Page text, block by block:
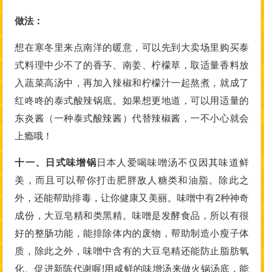
做法：
想在寒冬里来点南洋的暖意，可以先到大卖场里购买泰
式料理中少不了的香芧、南姜、柠檬草，取适量香料放
入蔬菜高汤中，再加入辣椒和柠檬汁一起熬煮，就成了
红咚咚的泰式酸辣锅底。如果想更地道，可以用适量的
东炎酱（一种泰式酸辣酱）代替辣椒酱，一不小心就会
上瘾哦！
十一、日式味增锅 日本人爱喝味噌汤不仅因其味道鲜
美，而且可以帮你打击肥胖敌人糖类和油脂。除此之
外，还能帮助排毒，让你健康又美丽。味噌中有2种神奇
成份，大豆皂精和类黑精。味噌是发酵食品，所以有很
好的整肠功能，能排除体内的废物，帮助制造小瘦子体
质，除此之外，味噌中含有的大豆皂精还能防止脂肪氧
化、促进新陈代谢喔!用咸鲜的味增汤来做火锅汤底，能